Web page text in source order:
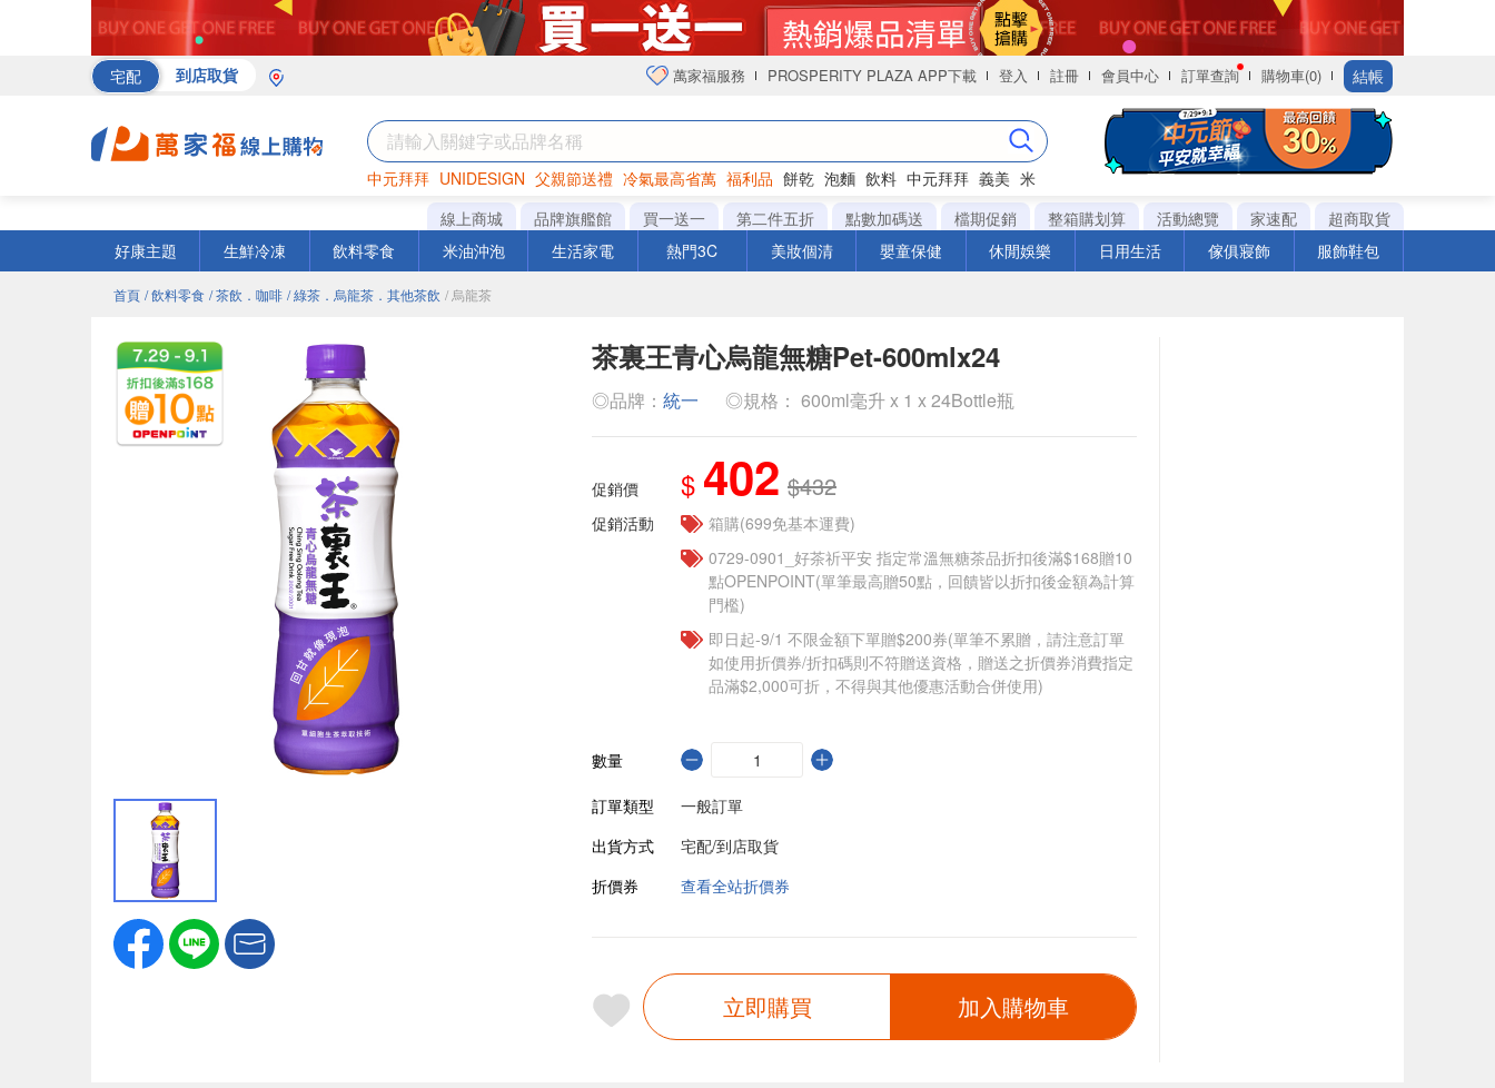
宅配 到店取貨 萬家福服務 PROSPERITY PLAZA APP下載 登入 註冊 會員中心 訂單查詢 購物車(0) 結帳
中元拜拜 UNIDESIGN 父親節送禮 冷氣最高省萬 福利品 餅乾 泡麵 飲料 中元拜拜 義美 米
巧克力 罐頭 衛生紙
線上商城 品牌旗艦館 買一送一 第二件五折 點數加碼送 檔期促銷 整箱購划算 活動總覽 家速配
超商取貨
好康主題
生鮮冷凍 飲料零食 米油沖泡 生活家電 熱門3C 美妝個清 嬰童保健 休閒娛樂 日用生活 傢俱寢飾 服飾鞋包
首頁 / 飲料零食 / 茶飲．咖啡 / 綠茶．烏龍茶．其他茶飲 / 烏龍茶
茶裏王青心烏龍無糖Pet-600mlx24
◎品牌： 統一 ◎規格： 600ml毫升 x 1 x 24Bottle瓶
促銷價 $ 402 $432
促銷活動
箱購(699免基本運費)
​​0729-0901_好茶祈平安 指定常溫無糖茶品折扣後滿$168贈10
點OPENPOINT(單筆最高贈50點，回饋皆以折扣後金額為計算
門檻)
即日起-9/1 不限金額下單贈$200券(單筆不累贈，請注意訂單
如使用折價券/折扣碼則不符贈送資格，贈送之折價券消費指定
品滿$2,000可折，不得與其他優惠活動合併使用)
數量
訂單類型
一般訂單
出貨方式
宅配/到店取貨
折價券
查看全站折價券
立即購買 加入購物車